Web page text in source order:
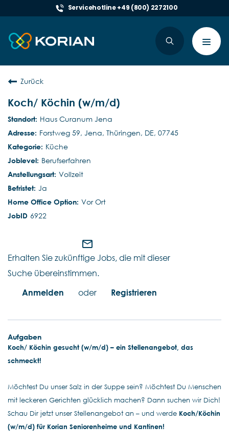
Servicehotline +49 (800) 2272100
Zurück
Koch/ Köchin (w/m/d)
Haus Curanum Jena
Forstweg 59, Jena, Thüringen, DE, 07745
Küche
Berufserfahren
Vollzeit
Ja
Vor Ort
6922
mail_outline
Erhalten Sie zukünftige Jobs, die mit dieser
Suche übereinstimmen.
Anmelden
oder Registrieren
Aufgaben
Koch/ Köchin gesucht (w/m/d) – ein Stellenangebot, das
schmeckt!
Möchtest Du unser Salz in der Suppe sein? Möchtest Du Menschen
mit leckeren Gerichten glücklich machen? Dann suchen wir Dich!
Schau Dir jetzt unser Stellenangebot an – und werde Koch/Köchin
(w/m/d) für Korian Seniorenheime und Kantinen!